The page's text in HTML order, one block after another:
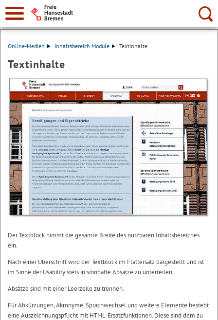
Suche:
Online-Medien Inhaltsbereich Module Textinhalte
Textinhalte
Der Textblock nimmt die gesamte Breite des nutzbaren Inhaltsbereiches
ein.
Nach einer Überschrift wird der Textblock im Flattersatz dargestellt und ist
im Sinne der Usability stets in sinnhafte Absätze zu unterteilen.
Absätze sind mit einer Leerzeile zu trennen.
Für Abkürzungen, Akronyme, Sprachwechsel und weitere Elemente besteht
eine Auszeichnungspflicht mit HTML-Ersatzfunktionen. Diese sind dem zu